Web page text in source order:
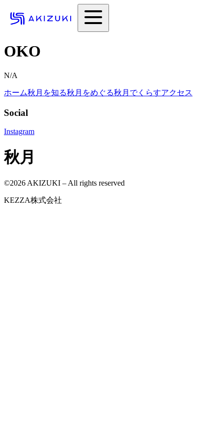
OKO
N/A
ホーム秋月を知る秋月をめぐる秋月でくらすアクセス
Social
Instagram
秋月
©2026 AKIZUKI – All rights reserved
KEZZA株式会社